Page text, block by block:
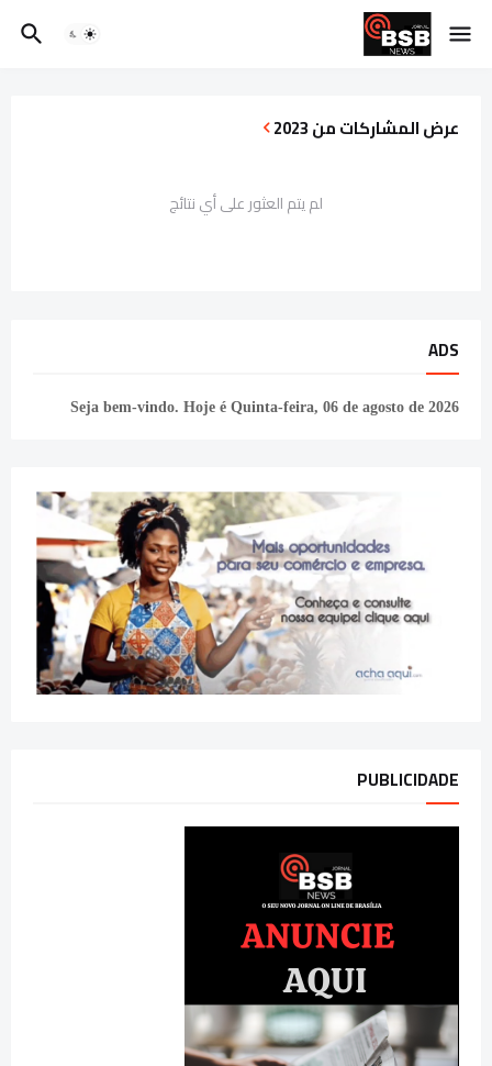
عرض المشاركات من 2023
لم يتم العثور على أي نتائج
ADS
Seja bem-vindo. Hoje é Quinta-feira, 06 de agosto de 2026
PUBLICIDADE